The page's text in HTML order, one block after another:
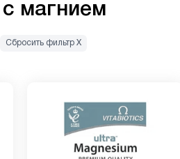
магнием
Сбросить фильтр Х